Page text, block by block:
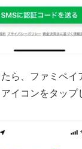
ら、ファミペイ
イコンをタップ